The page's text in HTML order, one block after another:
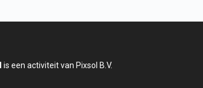
is een activiteit van Pixsol B.V.